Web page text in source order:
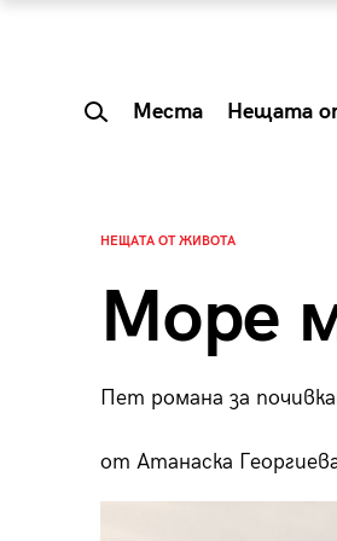
Места Нещата
НЕЩАТА ОТ ЖИВОТА
Море
Пет романа за
от Атанаска